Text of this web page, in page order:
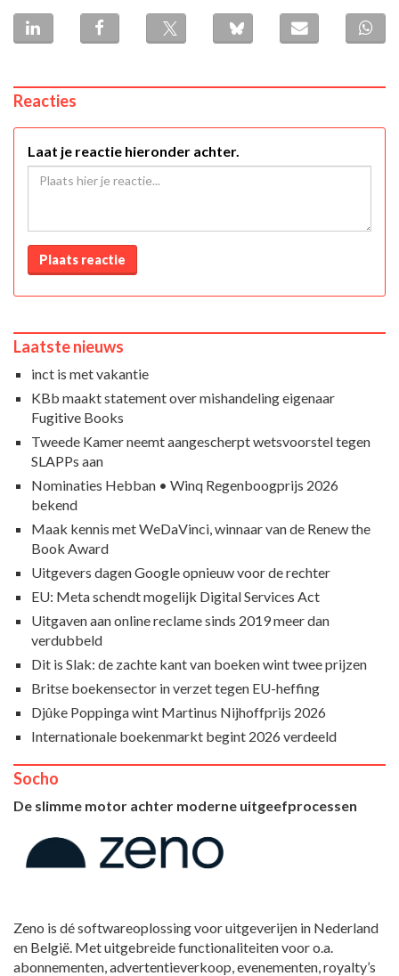
Reacties
Laat je reactie hieronder achter.
Plaats reactie
Laatste nieuws
inct is met vakantie
KBb maakt statement over mishandeling eigenaar
Fugitive Books
Tweede Kamer neemt aangescherpt wetsvoorstel tegen
SLAPPs aan
Nominaties Hebban • Winq Regenboogprijs 2026
bekend
Maak kennis met WeDaVinci, winnaar van de Renew the
Book Award
Uitgevers dagen Google opnieuw voor de rechter
EU: Meta schendt mogelijk Digital Services Act
Uitgaven aan online reclame sinds 2019 meer dan
verdubbeld
Dit is Slak: de zachte kant van boeken wint twee prijzen
Britse boekensector in verzet tegen EU-heffing
Djûke Poppinga wint Martinus Nijhoffprijs 2026
Internationale boekenmarkt begint 2026 verdeeld
Socho
De slimme motor achter moderne uitgeefprocessen
Zeno is dé softwareoplossing voor uitgeverijen in Nederland
en België. Met uitgebreide functionaliteiten voor o.a.
abonnementen, advertentieverkoop, evenementen, royalty’s